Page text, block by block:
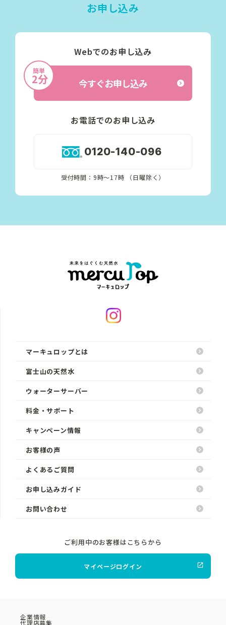
お申し込み
Webでのお申し込み
簡単
2分 今すぐお申し込み
お電話でのお申し込み
0120-140-096
受付時間：9時〜17時 （日曜除く）
マーキュロップとは
富士山の天然水
ウォーターサーバー
料金・サポート
キャンペーン情報
お客様の声
よくあるご質問
お申し込みガイド
お問い合わせ
ご利用中のお客様はこちらから
マイページログイン
企業情報
代理店募集